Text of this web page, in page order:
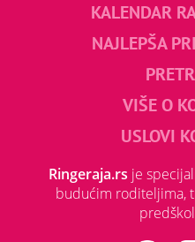
KALENDAR
NAJLEPŠA
VIŠE O
USLOVI
Ringeraja.rs je
budućim roditeljima,